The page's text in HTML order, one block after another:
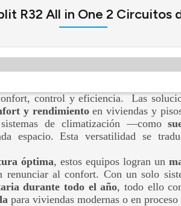
R32 All in One 2 Circuitos
control y eficiencia. Las
y rendimientoen viviendas y
de climatización —como
espacio. Esta versatilidad se
óptima, estos equipos logran un
renunciar al confort. Con un solo
durante todo el año, todo ello
para viviendas modernas o en